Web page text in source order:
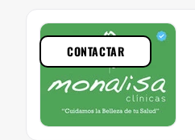
CONTACTAR